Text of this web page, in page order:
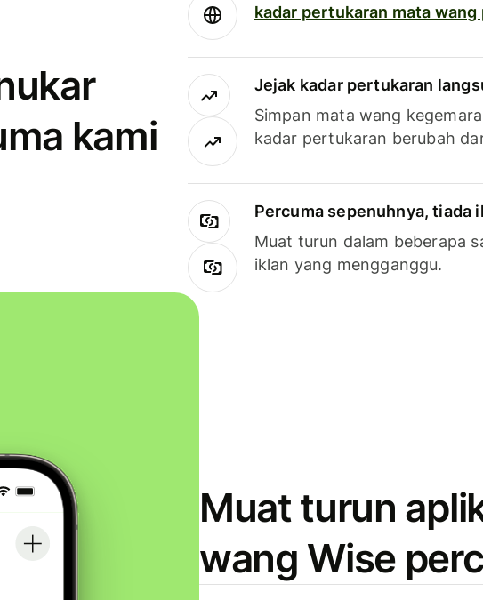
kami
kadar pertukaran mata
Jejak kadar pertukaran
Simpan mata wang
kadar pertukaran berubah
Percuma sepenuhnya, tiada
Muat turun dalam beberapa
iklan yang mengganggu.
Muat turun
wang Wise